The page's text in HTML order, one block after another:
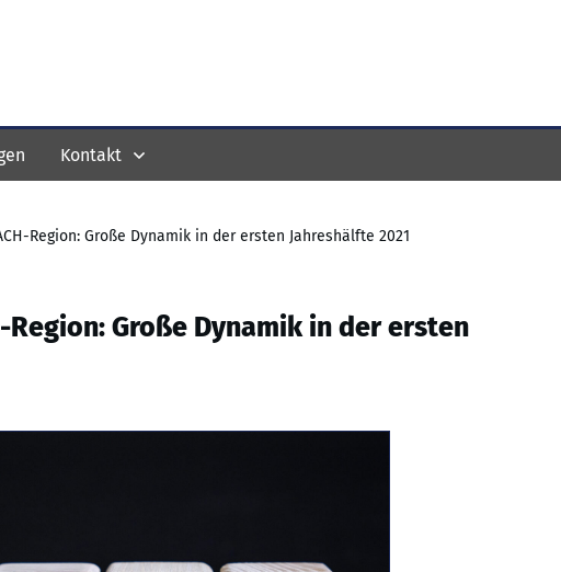
Kontakt
Region: Große Dynamik in der ersten Jahreshälfte 2021
Große Dynamik in der ersten